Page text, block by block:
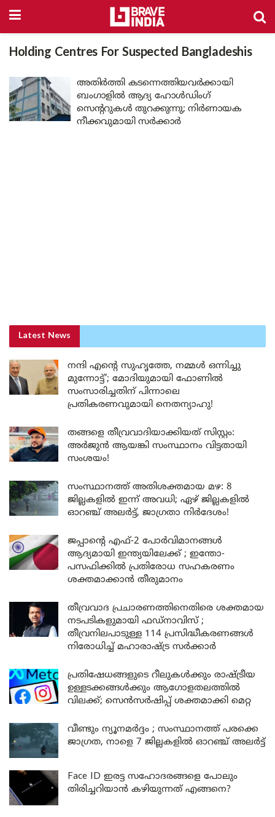
Holding Centres For Suspected Bangladeshis
അതിർത്തി കടന്നെത്തിയവർക്കായി
ബംഗാളിൽ ആദ്യ ഹോൾഡിംഗ്
സെന്ററുകൾ തുറക്കുന്നു; നിർണായക
നീക്കവുമായി സർക്കാർ
Latest News
നന്ദി എൻ്റെ സുഹൃത്തേ, നമ്മൾ ഒന്നിച്ചു
മുന്നോട്ട്’; മോദിയുമായി ഫോണിൽ
സംസാരിച്ചതിന് പിന്നാലെ
പ്രതികരണവുമായി നെതന്യാഹു!
തങ്ങളെ തീവ്രവാദിയാക്കിയത് സിസ്റ്റം:
അർജുൻ ആയങ്കി സംസ്ഥാനം വിട്ടതായി
സംശയം!
സംസ്ഥാനത്ത് അതിശക്തമായ മഴ: 8
ജില്ലകളിൽ ഇന്ന് അവധി; ഏഴ് ജില്ലകളിൽ
ഓറഞ്ച് അലർട്ട്, ജാഗ്രതാ നിർദേശം!
ജപ്പാന്റെ എഫ്-2 പോർവിമാനങ്ങൾ
ആദ്യമായി ഇന്ത്യയിലേക്ക് ; ഇന്തോ-
പസഫിക്കിൽ പ്രതിരോധ സഹകരണം
ശക്തമാക്കാൻ തീരുമാനം
തീവ്രവാദ പ്രചാരണത്തിനെതിരെ ശക്തമായ
നടപടികളുമായി ഫഡ്നാവിസ് ;
തീവ്രനിലപാടുള്ള 114 പ്രസിദ്ധീകരണങ്ങൾ
നിരോധിച്ച് മഹാരാഷ്ട്ര സർക്കാർ
പ്രതിഷേധങ്ങളുടെ റീലുകൾക്കും രാഷ്ട്രീയ
ഉള്ളടക്കങ്ങൾക്കും ആഗോളതലത്തിൽ
വിലക്ക്; സെൻസർഷിപ്പ് ശക്തമാക്കി മെറ്റ
വീണ്ടും ന്യൂനമർദ്ദം ; സംസ്ഥാനത്ത് പരക്കെ
ജാഗ്രത, നാളെ 7 ജില്ലകളിൽ ഓറഞ്ച് അലർട്ട്
Face ID ഇരട്ട സഹോദരങ്ങളെ പോലും
തിരിച്ചറിയാൻ കഴിയുന്നത് എങ്ങനെ?